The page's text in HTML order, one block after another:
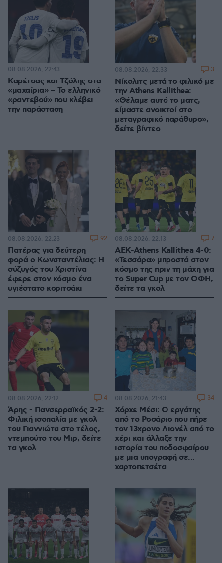
Καρέτσας και Τζόλης στα
«μαχαίρια» – Το ελληνικό
«ραντεβού» που κλέβει
την παράσταση
08.08.2026, 22:43
Νίκολιτς μετά το φιλικό με
την Athens Kallithea:
«Θέλαμε αυτό το ματς,
είμαστε ανοικτοί στο
μεταγραφικό παράθυρο»,
δείτε βίντεο
08.08.2026, 22:33 3
Πατέρας για δεύτερη
φορά ο Κωνσταντέλιας: Η
σύζυγός του Χριστίνα
έφερε στον κόσμο ένα
υγιέστατο κοριτσάκι
08.08.2026, 22:23 92
ΑΕΚ-Athens Kallithea 4-0:
«Τεσσάρα» μπροστά στον
κόσμο της πριν τη μάχη για
το Super Cup με τον ΟΦΗ,
δείτε τα γκολ
08.08.2026, 22:13 7
Άρης - Πανσερραϊκός 2-2:
Φιλική ισοπαλία με γκολ
του Γιαννιώτα στο τέλος,
ντεμπούτο του Μιρ, δείτε
τα γκολ
08.08.2026, 22:12 4
Χόρχε Μέσι: Ο εργάτης
από το Ροσάριο που πήρε
τον 13χρονο Λιονέλ από το
χέρι και άλλαξε την
ιστορία του ποδοσφαίρου
με μια υπογραφή σε...
χαρτοπετσέτα
08.08.2026, 21:43 34